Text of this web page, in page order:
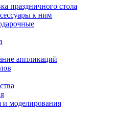
праздничного стола
к ним
аппликаций
и моделирования